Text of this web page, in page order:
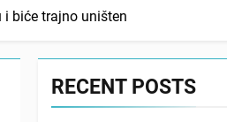
i biće trajno uništen
RECENT POSTS